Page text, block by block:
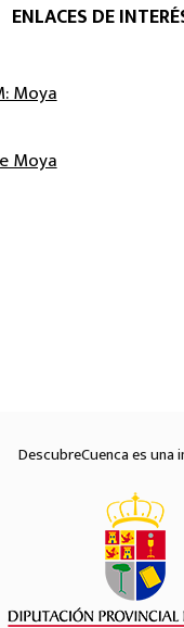
ENLACES DE
Moya
Moya
DescubreCuenca es una